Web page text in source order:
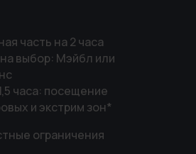
часть на 2 часа
выбор: Мэйбл или
часа: посещение
и экстрим зон*
ограничения